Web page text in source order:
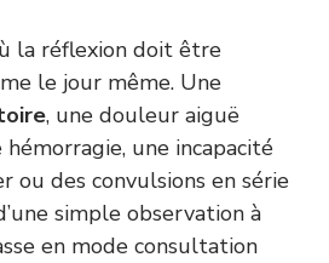
la réflexion doit être
le jour même. Une
, une douleur aiguë
une incapacité
ou des convulsions en série
simple observation à
en mode consultation